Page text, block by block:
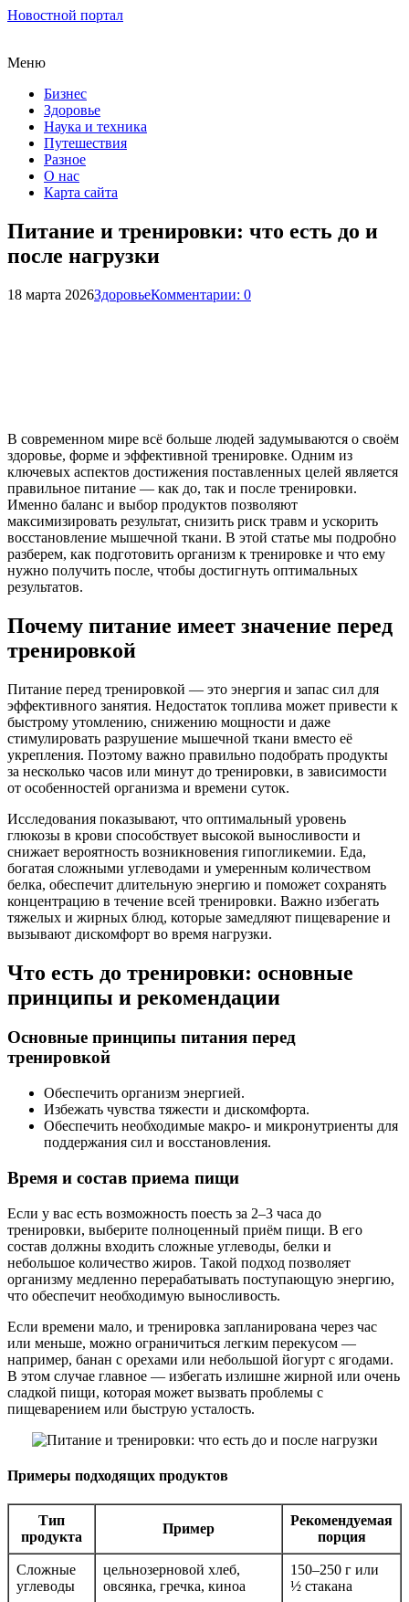
Новостной портал
Меню
Бизнес
Здоровье
Наука и техника
Путешествия
Разное
О нас
Карта сайта
Питание и тренировки: что есть до и
после нагрузки
18 марта 2026ЗдоровьеКомментарии: 0
В современном мире всё больше людей задумываются о своём
здоровье, форме и эффективной тренировке. Одним из
ключевых аспектов достижения поставленных целей является
правильное питание — как до, так и после тренировки.
Именно баланс и выбор продуктов позволяют
максимизировать результат, снизить риск травм и ускорить
восстановление мышечной ткани. В этой статье мы подробно
разберем, как подготовить организм к тренировке и что ему
нужно получить после, чтобы достигнуть оптимальных
результатов.
Почему питание имеет значение перед
тренировкой
Питание перед тренировкой — это энергия и запас сил для
эффективного занятия. Недостаток топлива может привести к
быстрому утомлению, снижению мощности и даже
стимулировать разрушение мышечной ткани вместо её
укрепления. Поэтому важно правильно подобрать продукты
за несколько часов или минут до тренировки, в зависимости
от особенностей организма и времени суток.
Исследования показывают, что оптимальный уровень
глюкозы в крови способствует высокой выносливости и
снижает вероятность возникновения гипогликемии. Еда,
богатая сложными углеводами и умеренным количеством
белка, обеспечит длительную энергию и поможет сохранять
концентрацию в течение всей тренировки. Важно избегать
тяжелых и жирных блюд, которые замедляют пищеварение и
вызывают дискомфорт во время нагрузки.
Что есть до тренировки: основные
принципы и рекомендации
Основные принципы питания перед
тренировкой
Обеспечить организм энергией.
Избежать чувства тяжести и дискомфорта.
Обеспечить необходимые макро- и микронутриенты для
поддержания сил и восстановления.
Время и состав приема пищи
Если у вас есть возможность поесть за 2–3 часа до
тренировки, выберите полноценный приём пищи. В его
состав должны входить сложные углеводы, белки и
небольшое количество жиров. Такой подход позволяет
организму медленно перерабатывать поступающую энергию,
что обеспечит необходимую выносливость.
Если времени мало, и тренировка запланирована через час
или меньше, можно ограничиться легким перекусом —
например, банан с орехами или небольшой йогурт с ягодами.
В этом случае главное — избегать излишне жирной или очень
сладкой пищи, которая может вызвать проблемы с
пищеварением или быструю усталость.
Примеры подходящих продуктов
Тип
продукта
Пример
Рекомендуемая
порция
Сложные
углеводы
цельнозерновой хлеб,
овсянка, гречка, киноа
150–250 г или
½ стакана